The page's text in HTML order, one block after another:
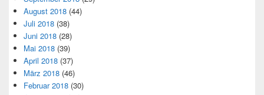
August 2018 (44)
Juli 2018 (38)
Juni 2018 (28)
Mai 2018 (39)
April 2018 (37)
März 2018 (46)
Februar 2018 (30)